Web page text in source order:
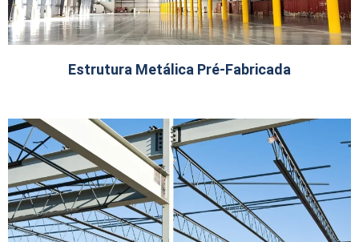
Estrutura Metálica Pré-Fabricada